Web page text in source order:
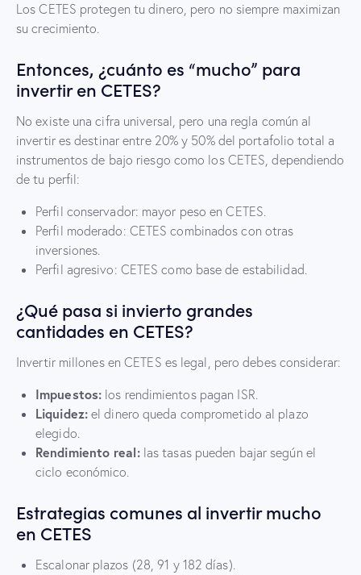
Los CETES protegen tu dinero, pero no siempre maximizan
su crecimiento.
Entonces, ¿cuánto es “mucho” para
invertir en CETES?
No existe una cifra universal, pero una regla común al
invertir es destinar entre 20% y 50% del portafolio total a
instrumentos de bajo riesgo como los CETES, dependiendo
de tu perfil:
Perfil conservador: mayor peso en CETES.
Perfil moderado: CETES combinados con otras
inversiones.
Perfil agresivo: CETES como base de estabilidad.
¿Qué pasa si invierto grandes
cantidades en CETES?
Invertir millones en CETES es legal, pero debes considerar:
Impuestos: los rendimientos pagan ISR.
Liquidez:el dinero queda comprometido al plazo
elegido.
Rendimiento real:las tasas pueden bajar según el
ciclo económico.
Estrategias comunes al invertir mucho
en CETES
Escalonar plazos (28, 91 y 182 días).